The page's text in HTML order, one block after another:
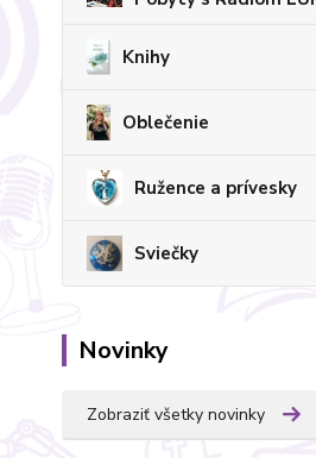
Knihy
Oblečenie
Ružence a prívesky
Sviečky
Novinky
Zobraziť všetky novinky